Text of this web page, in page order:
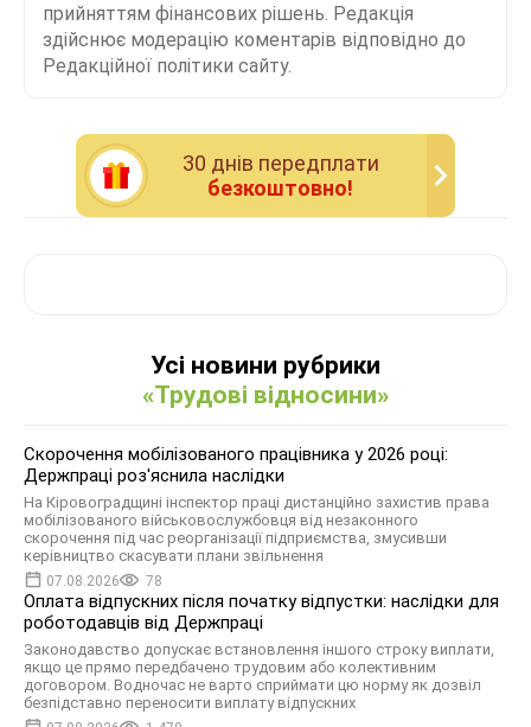
прийняттям фінансових рішень. Редакція
здійснює модерацію коментарів відповідно до
Редакційної політики сайту.
30 днiв передплати
безкоштовно!
Усі новини рубрики
«Трудові відносини»
Скорочення мобілізованого працівника у 2026 році:
Держпраці роз'яснила наслідки
На Кіровоградщині інспектор праці дистанційно захистив права
мобілізованого військовослужбовця від незаконного
скорочення під час реорганізації підприємства, змусивши
керівництво скасувати плани звільнення
07.08.2026 78
Оплата відпускних після початку відпустки: наслідки для
роботодавців від Держпраці
Законодавство допускає встановлення іншого строку виплати,
якщо це прямо передбачено трудовим або колективним
договором. Водночас не варто сприймати цю норму як дозвіл
безпідставно переносити виплату відпускних